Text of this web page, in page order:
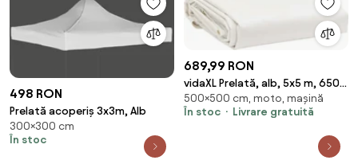
498 RON
Prelată acoperiș 3x3m, Alb
300×300 cm
În stoc
689,99 RON
vidaXL Prelată, alb, 5x5 m, 650
g/m²
500×500 cm, moto, mașină
În stoc
Livrare gratuită